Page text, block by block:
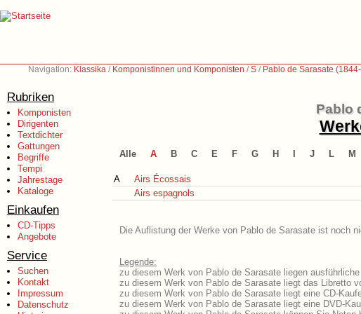
Navigation: Klassika / Komponistinnen und Komponisten /S / Pablo de Sarasate
Rubriken
Komponisten
Dirigenten
Textdichter
Gattungen
Begriffe
Tempi
Jahrestage
Kataloge
Einkaufen
CD-Tipps
Angebote
Service
Suchen
Kontakt
Impressum
Datenschutz
Pablo
Alle A B C E F G H J L M
A Airs Écossais
Airs espagnols
Die Auflistung der Werke von Pablo de Sarasate ist noch
Legende:
zu diesem Werk von Pablo de Sarasate liegen
zu diesem Werk von Pablo de Sarasate liegt das Libretto
zu diesem Werk von Pablo de Sarasate liegt eine CD-
zu diesem Werk von Pablo de Sarasate liegt eine DVD-